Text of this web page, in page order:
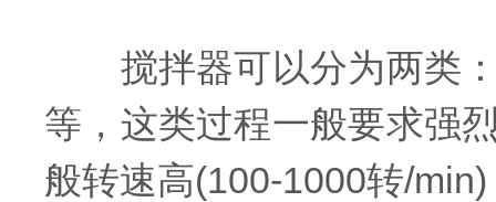
搅拌器可以分为两类：
等，这类过程一般要求强
般转速高(100-1000转/